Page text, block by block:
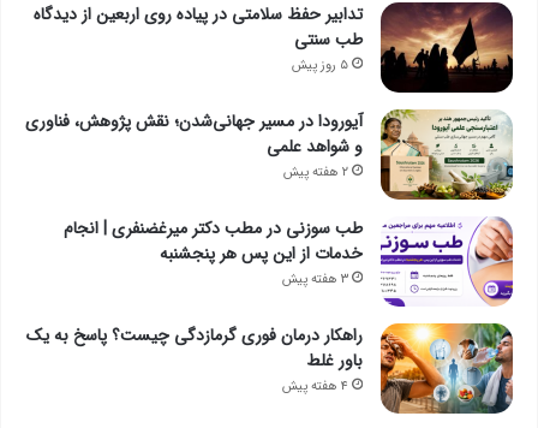
تدابیر حفظ سلامتی در پیاده روی اربعین از دیدگاه
طب سنتی
۵ روز پیش
آیورودا در مسیر جهانی‌شدن؛ نقش پژوهش، فناوری
و شواهد علمی
۲ هفته پیش
طب سوزنی در مطب دکتر میرغضنفری | انجام
خدمات از این پس هر پنجشنبه
۳ هفته پیش
راهکار درمان فوری گرمازدگی چیست؟ پاسخ به یک
باور غلط
۴ هفته پیش